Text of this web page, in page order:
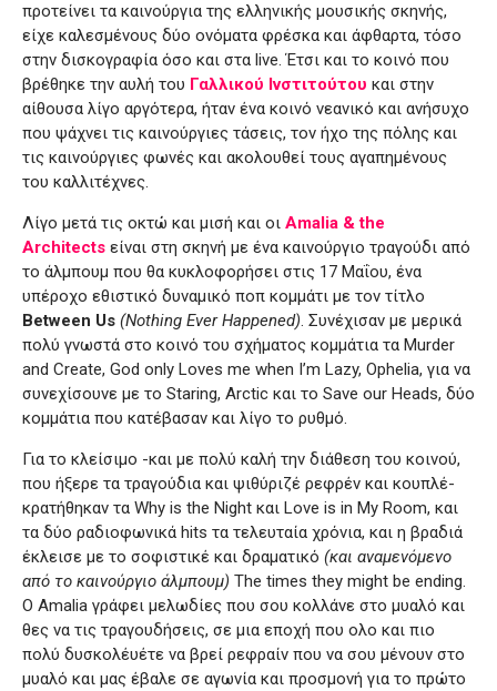
προτείνει τα καινούργια της ελληνικής μουσικής σκηνής,
είχε καλεσμένους δύο ονόματα φρέσκα και άφθαρτα, τόσο
στην δισκογραφία όσο και στα live. Έτσι και το κοινό που
βρέθηκε την αυλή του Γαλλικού Ινστιτούτου και στην
αίθουσα λίγο αργότερα, ήταν ένα κοινό νεανικό και ανήσυχο
που ψάχνει τις καινούργιες τάσεις, τον ήχο της πόλης και
τις καινούργιες φωνές και ακολουθεί τους αγαπημένους
του καλλιτέχνες.
Λίγο μετά τις οκτώ και μισή και οι Amalia & the
Architects είναι στη σκηνή με ένα καινούργιο τραγούδι από
το άλμπουμ που θα κυκλοφορήσει στις 17 Μαΐου, ένα
υπέροχο εθιστικό δυναμικό ποπ κομμάτι με τον τίτλο
Between Us (Nothing Ever Happened). Συνέχισαν με μερικά
πολύ γνωστά στο κοινό του σχήματος κομμάτια τα Murder
and Create, God only Loves me when I’m Lazy, Ophelia, για να
συνεχίσουνε με το Staring, Arctic και το Save our Heads, δύο
κομμάτια που κατέβασαν και λίγο το ρυθμό.
Για το κλείσιμο -και με πολύ καλή την διάθεση του κοινού,
που ήξερε τα τραγούδια και ψιθύριζέ ρεφρέν και κουπλέ-
κρατήθηκαν τα Why is the Night και Love is in My Room, και
τα δύο ραδιοφωνικά hits τα τελευταία χρόνια, και η βραδιά
έκλεισε με το σοφιστικέ και δραματικό (και αναμενόμενο
από το καινούργιο άλμπουμ) The times they might be ending.
Ο Amalia γράφει μελωδίες που σου κολλάνε στο μυαλό και
θες να τις τραγουδήσεις, σε μια εποχή που ολο και πιο
πολύ δυσκολέυέτε να βρεί ρεφραίν που να σου μένουν στο
μυαλό και μας έβαλε σε αγωνία και προσμονή για το πρώτο